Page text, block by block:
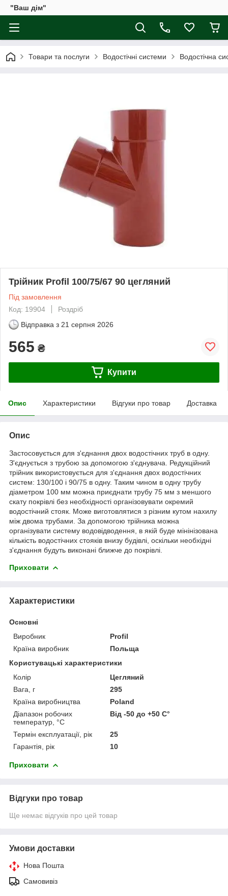
"Ваш дім"
Товари та послуги Водостічні системи Водостічна
Трійник Profil 100/75/67 90 цегляний
Під замовлення
Код: 19904
Роздріб
Відправка з 21 серпня 2026
565 ₴
Купити
Опис Характеристики Відгуки про товар Доставка
Опис
Застосовується для з'єднання двох водостічних труб в одну.
З'єднується з трубою за допомогою з'єднувача. Редукційний
трійник використовується для з'єднання двох водостічних
систем: 130/100 і 90/75 в одну. Таким чином в одну трубу
діаметром 100 мм можна приєднати трубу 75 мм з меншого
скату покрівлі без необхідності організовувати окремий
водостічний стояк. Може виготовлятися з різним кутом нахилу
між двома трубами. За допомогою трійника можна
організувати систему водовідводення, в якій буде мінінізована
кількість водостічних стояків внизу будівлі, оскільки необхідні
з'єднання будуть виконані ближче до покрівлі.
Приховати
Характеристики
Основні
Виробник
Profil
Країна виробник
Польща
Користувацькі характеристики
Колір
Цегляний
Вага, г
295
Країна виробництва
Poland
Діапазон робочих
температур, °С
Від -50 до +50 С°
Термін експлуатації, рік
25
Гарантія, рік
10
Приховати
Відгуки про товар
Ще немає відгуків про цей товар
Умови доставки
Нова Пошта
Самовивіз